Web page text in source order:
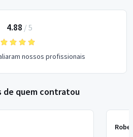
4.88 / 5
nossos profissionais
de quem contratou